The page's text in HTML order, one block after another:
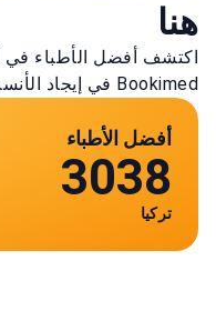
هنا
Bookimed في إيجاد الأنسب لاحتياجاتك وميزانيتك.
أفضل الأطباء
3038
تركيا